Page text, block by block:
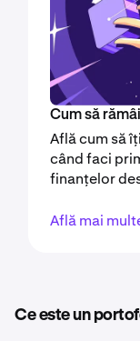
Cum să
Află cum să
când faci
finanțelor
Află mai
Ce este un